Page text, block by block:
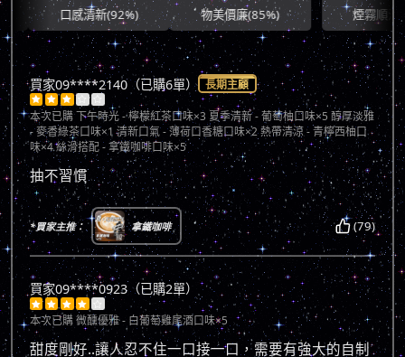
口感清新(92%) 物美價廉(85%) 煙霧順滑(71%)
買家09****2140（已購6單） 長期主顧
    
本次已購下午時光 - 檸檬紅茶口味×3 夏季清新 - 葡萄柚口味×5 醇厚淡雅
- 麥香綠茶口味×1 清新口氣 - 薄荷口香糖口味×2 熱帶清涼 - 青檸西柚口
味×4 絲滑搭配 - 拿鐵咖啡口味×5
抽不習慣
*買家主推： 拿鐵咖啡 (79)
買家09****0923（已購2單）
    
本次已購微醺優雅 - 白葡萄雞尾酒口味×5
甜度剛好..讓人忍不住一口接一口，需要有強大的自制